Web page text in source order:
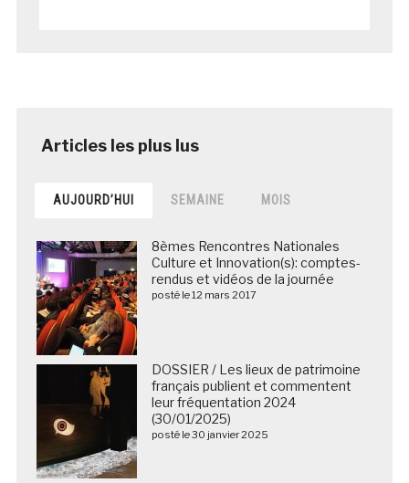
AUJOURD’HUI SEMAINE MOIS
8èmes Rencontres Nationales
Culture et Innovation(s): comptes-
rendus et vidéos de la journée
posté le 12 mars 2017
DOSSIER / Les lieux de patrimoine
français publient et commentent
leur fréquentation 2024
(30/01/2025)
posté le 30 janvier 2025